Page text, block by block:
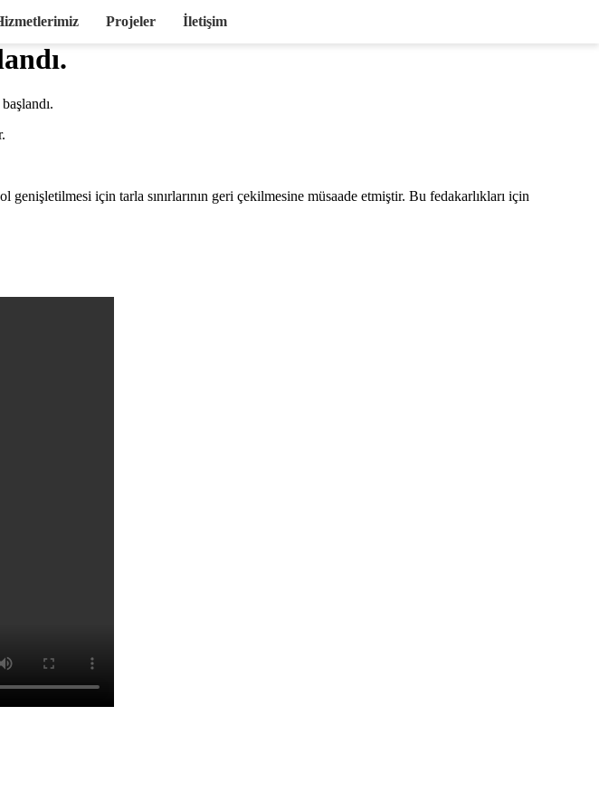
Projeler İletişim
için tarla sınırlarının geri çekilmesine müsaade etmiştir. Bu fedakarlıkları için